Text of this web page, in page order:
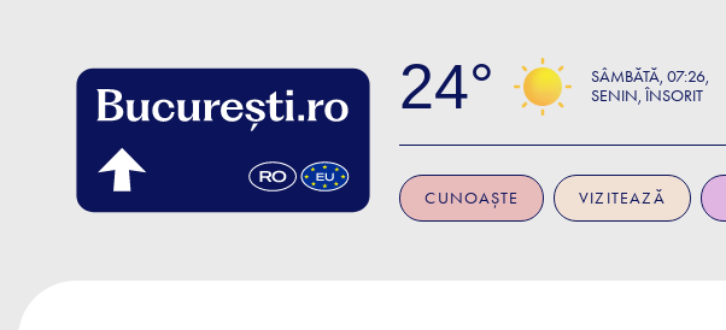
24 SÂMBĂTĂ 07:26
SENIN, ÎNSORIT
CUNOAȘTE VIZITEAZĂ